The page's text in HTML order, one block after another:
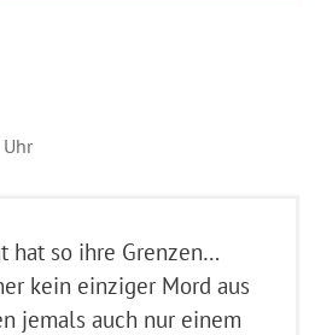
hat so ihre Grenzen…
kein einziger Mord aus
jemals auch nur einem